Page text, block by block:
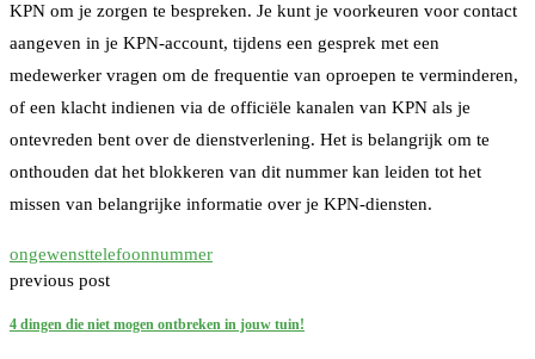
KPN om je zorgen te bespreken. Je kunt je voorkeuren voor contact
aangeven in je KPN-account, tijdens een gesprek met een
medewerker vragen om de frequentie van oproepen te verminderen,
of een klacht indienen via de officiële kanalen van KPN als je
ontevreden bent over de dienstverlening. Het is belangrijk om te
onthouden dat het blokkeren van dit nummer kan leiden tot het
missen van belangrijke informatie over je KPN-diensten.
ongewensttelefoonnummer
previous post
4 dingen die niet mogen ontbreken in jouw tuin!